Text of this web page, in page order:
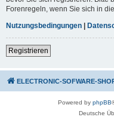
Forenregeln, wenn Sie sich in
Nutzungsbedingungen
Registrieren
ELECTRONIC-SOFWARE-
Powered by phpBB
Deutsche